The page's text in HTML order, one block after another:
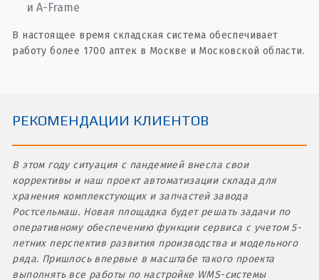
и A-Frame
В настоящее время складская система обеспечивает
работу более 1700 аптек в Москве и Московской области.
РЕКОМЕНДАЦИИ КЛИЕНТОВ
В этом году ситуация с пандемией внесла свои
коррективы и наш проект автоматизации склада для
хранения комплекстующих и запчастей завода
Ростсельмаш. Новая площадка будет решать задачи по
оперативному обеспечению функции сервиса с учетом 5-
летних перспектив развития производства и модельного
ряда. Пришлось впервые в масштабе такого проекта
выполнять все работы по настройке WMS-системы